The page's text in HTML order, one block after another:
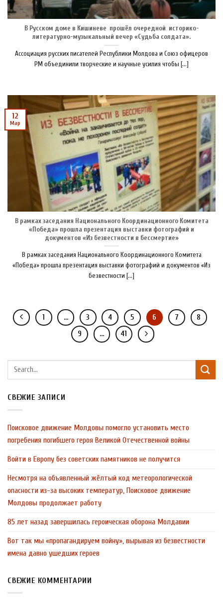
В Русском доме в Кишиневе прошёл очередной историко-
литературно-музыкальный вечер «Судьба солдата».
Ассоциация русских писателей Республики Молдова и Союз офицеров
РМ объединили творческие и научные усилия чтобы [...]
В рамках заседания Национального Координационного Комитета
«Победа» прошла презентация выставки фотографий и
документов «Из безвестности в бессмертие»
В рамках заседания Национального Координационного Комитета
«Победа» прошла презентация выставки фотографий и документов «Из
безвестности [...]
12
Мар
1 … 3 4 5 6 7
8
9
… 41
СВЕЖИЕ ЗАПИСИ
Поисковое движение Молдовы помогло установить место
погребения погибшего героя Великой Отечественной войны
Войти в Европу без советских памятников не получится
Несмотря на объявленный жёлтый код метеорологической
опасности из-за высоких температур, Поисковое движение
Молдовы продолжает работу
85 лет назад завершилась героическая оборона Молдавии
Вот так мы «пропагандируем войну», вырывая из безвестности
имена давно ушедших героев
СВЕЖИЕ КОММЕНТАРИИ